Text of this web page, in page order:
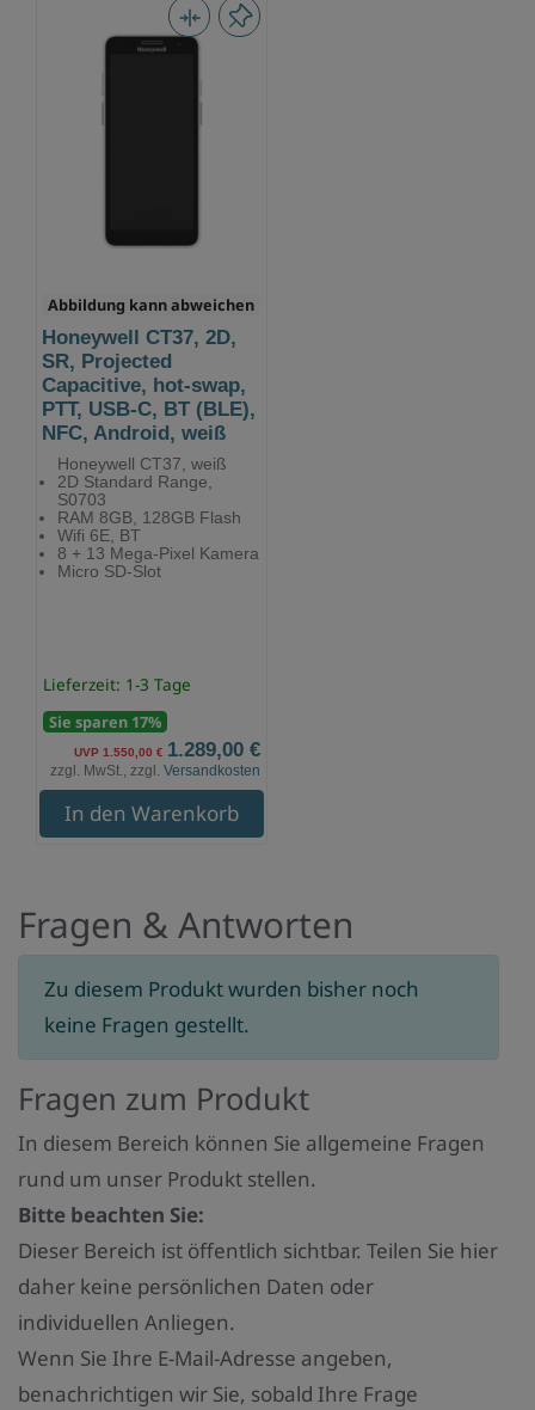
Abbildung kann abweichen
Honeywell CT37, 2D,
SR, Projected
Capacitive, hot-swap,
PTT, USB-C, BT (BLE),
NFC, Android, weiß
Honeywell CT37, weiß
2D Standard Range,
S0703
RAM 8GB, 128GB Flash
Wifi 6E, BT
8 + 13 Mega-Pixel Kamera
Micro SD-Slot
Lieferzeit: 1-3 Tage
Sie sparen 17%
UVP 1.550,00 € 1.289,00 €
zzgl. MwSt., zzgl. Versandkosten
In den Warenkorb
Fragen & Antworten
Zu diesem Produkt wurden bisher noch
keine Fragen gestellt.
Fragen zum Produkt
In diesem Bereich können Sie allgemeine Fragen
rund um unser Produkt stellen.
Bitte beachten Sie:
Dieser Bereich ist öffentlich sichtbar. Teilen Sie hier
daher keine persönlichen Daten oder
individuellen Anliegen.
Wenn Sie Ihre E-Mail-Adresse angeben,
benachrichtigen wir Sie, sobald Ihre Frage